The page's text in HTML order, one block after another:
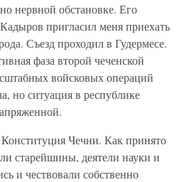
нервной обстановке. Его
пригласил меня приехать
Съезд проходил в Гудермесе.
фаза второй чеченской
войсковых операций
но ситуация в республике
Конституция Чечни. Как принято
старейшины, деятели науки и
и чествовали собственно